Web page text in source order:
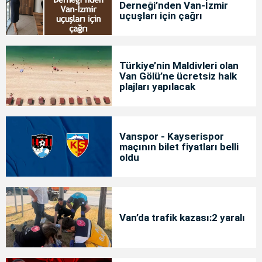
Derneği’nden Van-İzmir
uçuşları için çağrı
Türkiye’nin Maldivleri olan
Van Gölü’ne ücretsiz halk
plajları yapılacak
Vanspor - Kayserispor
maçının bilet fiyatları belli
oldu
Van’da trafik kazası:2 yaralı